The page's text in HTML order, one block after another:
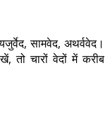
सामवेद, अथर्ववेद।
चारों वेदों में करीब